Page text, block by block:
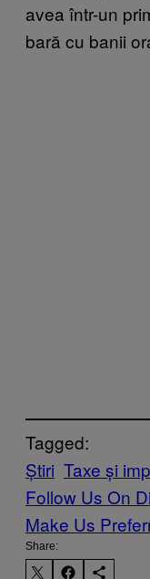
avea într-un
bară cu banii
Tagged:
Știri Taxe și
Follow Us On
Make Us
Share: